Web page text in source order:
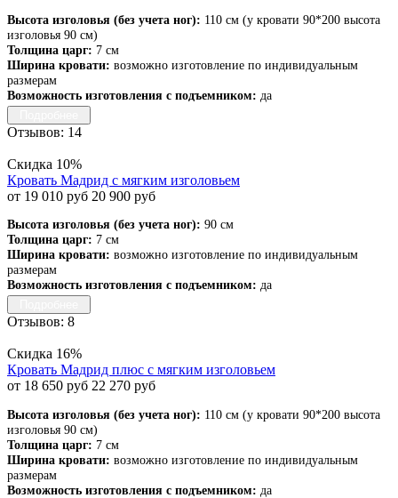
Высота изголовья (без учета ног): 110 см (у кровати 90*200 высота
изголовья 90 см)
Толщина царг: 7 см
Ширина кровати: возможно изготовление по индивидуальным
размерам
Возможность изготовления с подъемником: да
Отзывов: 14
Скидка 10%
Кровать Мадрид с мягким изголовьем
от 19 010 руб 20 900 руб
Высота изголовья (без учета ног): 90 см
Толщина царг: 7 см
Ширина кровати: возможно изготовление по индивидуальным
размерам
Возможность изготовления с подъемником: да
Отзывов: 8
Скидка 16%
Кровать Мадрид плюс с мягким изголовьем
от 18 650 руб 22 270 руб
Высота изголовья (без учета ног): 110 см (у кровати 90*200 высота
изголовья 90 см)
Толщина царг: 7 см
Ширина кровати: возможно изготовление по индивидуальным
размерам
Возможность изготовления с подъемником: да